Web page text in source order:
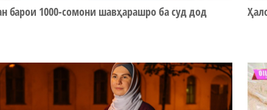
барои 1000-сомони шавҳарашро ба суд дод